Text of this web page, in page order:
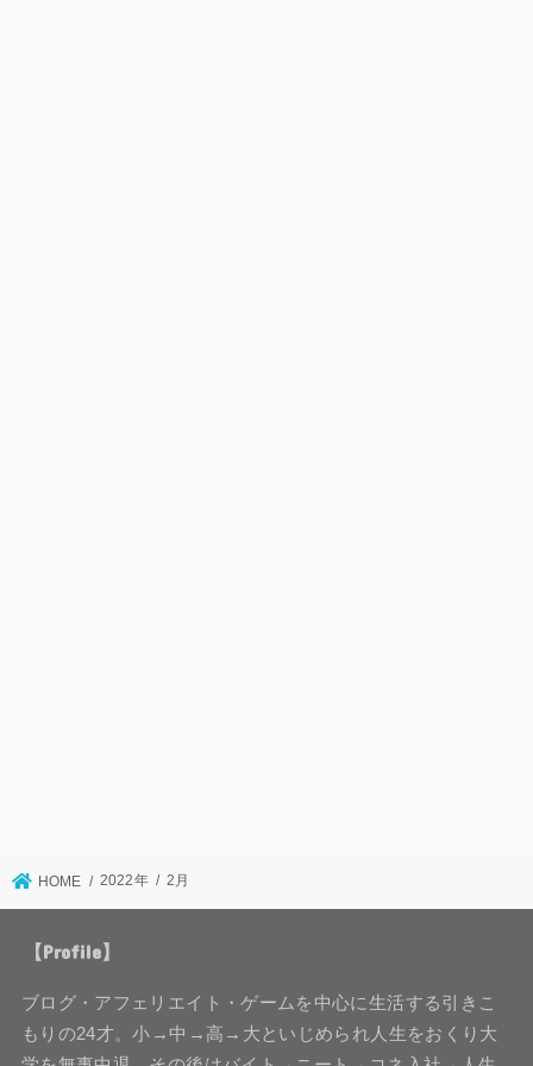
HOME 2022年 2月
【Profile】
ブログ・アフェリエイト・ゲームを中心に生活する引きこ
もりの24才。小→中→高→大といじめられ人生をおくり大